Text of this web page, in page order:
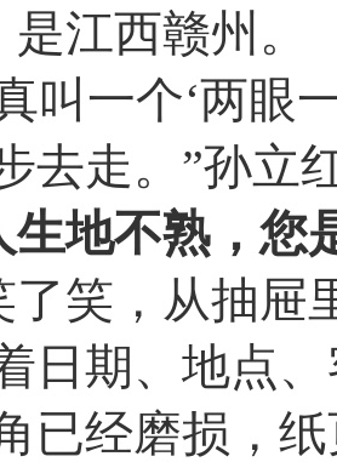
江西赣州。
叫一个‘两眼
去走。 ”孙立
生地不熟，您
了笑，从抽屉
日期、地点
已经磨损，